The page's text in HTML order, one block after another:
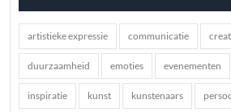
artistieke expressie communicatie
duurzaamheid emoties evenementen
inspiratie kunst kunstenaars